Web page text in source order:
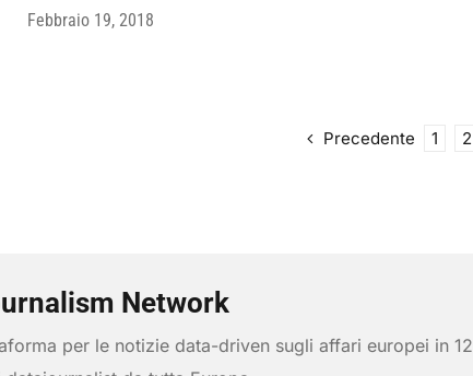
Febbraio 19, 2018
Precedente 1 2
Network
per le notizie data-driven sugli affari europei in 12